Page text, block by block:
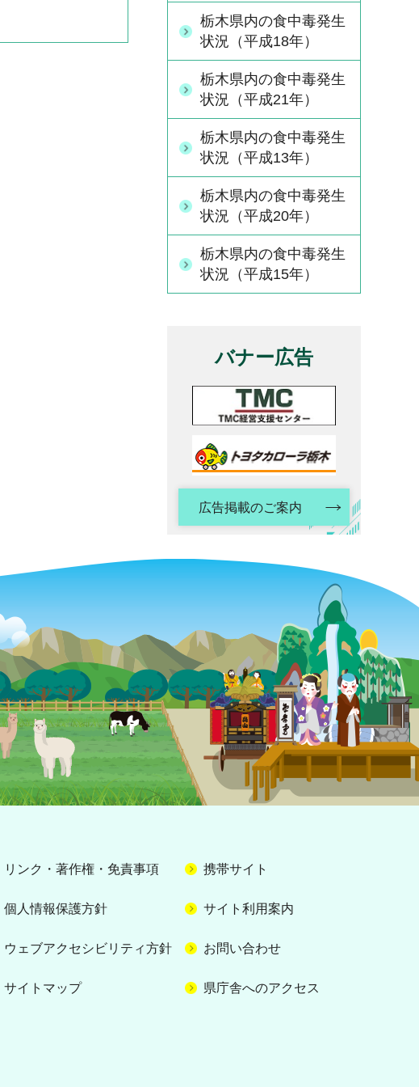
栃木県内の食中毒発生
状況（平成18年）
栃木県内の食中毒発生
状況（平成21年）
栃木県内の食中毒発生
状況（平成13年）
栃木県内の食中毒発生
状況（平成20年）
栃木県内の食中毒発生
状況（平成15年）
バナー広告
広告掲載のご案内
リンク・著作権・免責事項 携帯サイト
個人情報保護方針 サイト利用案内
ウェブアクセシビリティ方針 お問い合わせ
サイトマップ 県庁舎へのアクセス